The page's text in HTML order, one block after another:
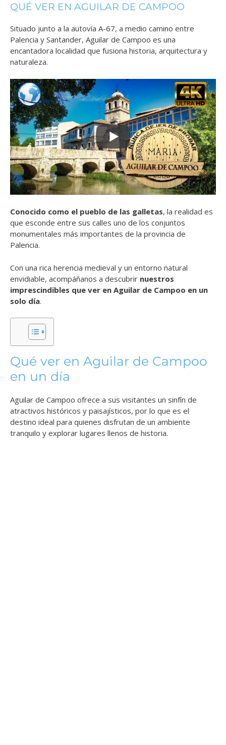
QUÉ VER EN AGUILAR DE CAMPOO
Situado junto a la autovía A-67, a medio camino entre
Palencia y Santander, Aguilar de Campoo es una
encantadora localidad que fusiona historia, arquitectura y
naturaleza.
Conocido como el pueblo de las galletas, la realidad es
que esconde entre sus calles uno de los conjuntos
monumentales más importantes de la provincia de
Palencia.
Con una rica herencia medieval y un entorno natural
envidiable, acompáñanos a descubrir nuestros
imprescindibles que ver en Aguilar de Campoo en un
solo día.
Qué ver en Aguilar de Campoo
en un día
Aguilar de Campoo ofrece a sus visitantes un sinfín de
atractivos históricos y paisajísticos, por lo que es el
destino ideal para quienes disfrutan de un ambiente
tranquilo y explorar lugares llenos de historia.